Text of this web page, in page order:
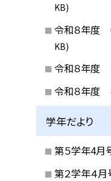
KB)
令和８年度
KB)
令和８年度
令和８年度
学年だより
第５学年4月
第２学年４月